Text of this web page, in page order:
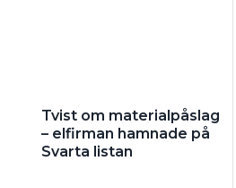
Att
Tvist om materialpåslag
– elfirman hamnade på
Svarta listan